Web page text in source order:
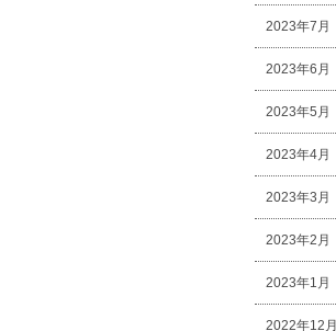
2023年7月
2023年6月
2023年5月
2023年4月
2023年3月
2023年2月
2023年1月
2022年12月